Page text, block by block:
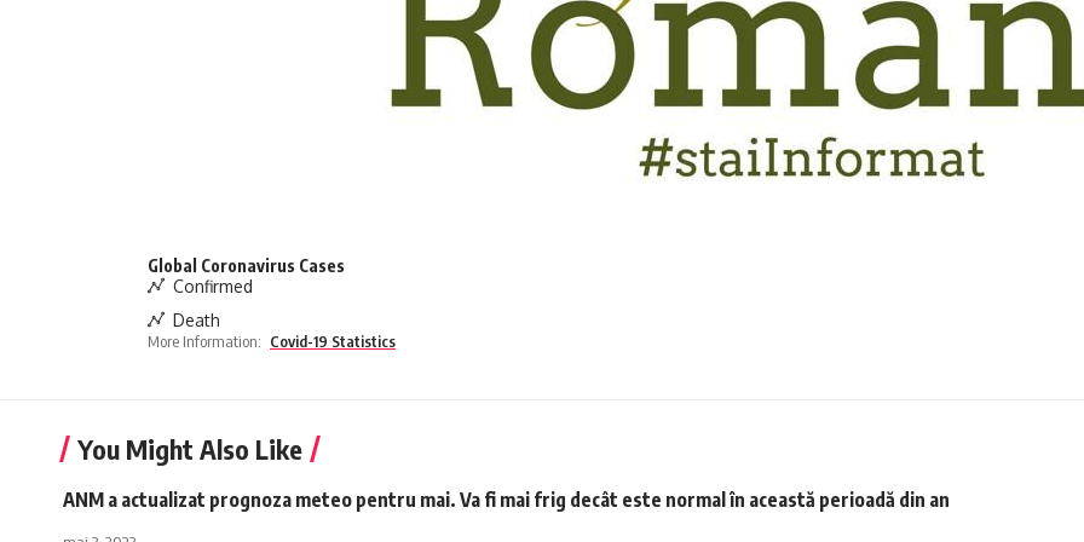
Global Coronavirus Cases
Confirmed
Death
More Information: Covid-19 Statistics
You Might Also Like
ANM a actualizat prognoza meteo pentru mai. Va fi mai frig decât este normal în această perioadă din an